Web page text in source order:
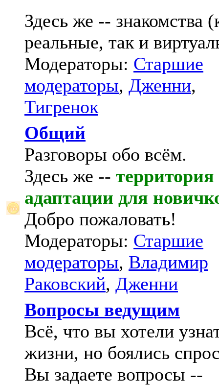
Здесь же -- знакомства
реальные, так и
Модераторы: Старшие
модераторы, Дженни,
Тигренок
Общий
Разговоры обо всём.
Здесь же -- территория
адаптации для
Добро пожаловать!
Модераторы: Старшие
модераторы, Владимир
Раковский, Дженни
Вопросы ведущим
Всё, что вы хотели
жизни, но боялись
Вы задаете вопросы --